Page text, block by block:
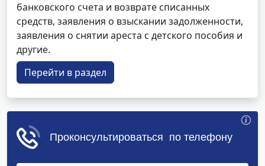
банковского счета и возврате списанных
средств, заявления о взыскании задолженности,
заявления о снятии ареста с детского пособия и
другие.
Перейти в раздел